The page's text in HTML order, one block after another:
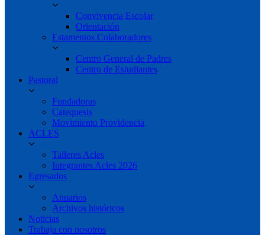
Convivencia Escolar
Orientación
Estamentos Colaboradores
Centro General de Padres
Centro de Estudiantes
Pastoral
Fundadoras
Catequesis
Movimiento Providencia
ACLES
Talleres Acles
Integrantes Acles 2026
Egresados
Anuarios
Archivos históricos
Noticias
Trabaja con nosotros